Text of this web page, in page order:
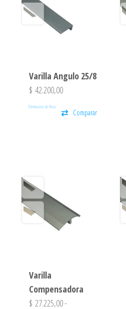
Varilla Angulo 25/8
$ 42.200,00
Terminacion de Pisos
Comparar
Varilla
Compensadora
$ 27.225,00-